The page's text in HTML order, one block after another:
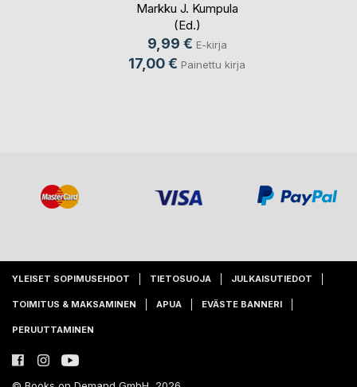
Markku J. Kumpula
(Ed.)
9,99 € E-kirja
17,00 € Painettu kirja
YLEISET SOPIMUSEHDOT TIETOSUOJA JULKAISUTIEDOT
TOIMITUS & MAKSAMINEN APUA EVÄSTE BANNERI
PERUUTTAMINEN